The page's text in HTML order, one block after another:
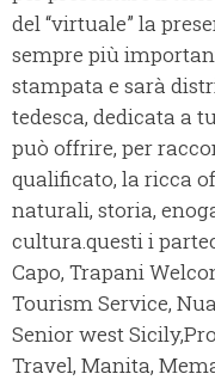
del “virtuale” la
sempre più
stampata e sarà
tedesca, dedicata a
può offrire, per
qualificato, la ricca
naturali, storia,
cultura.questi i
Capo, Trapani
Tourism Service,
Senior west
Travel, Manita,